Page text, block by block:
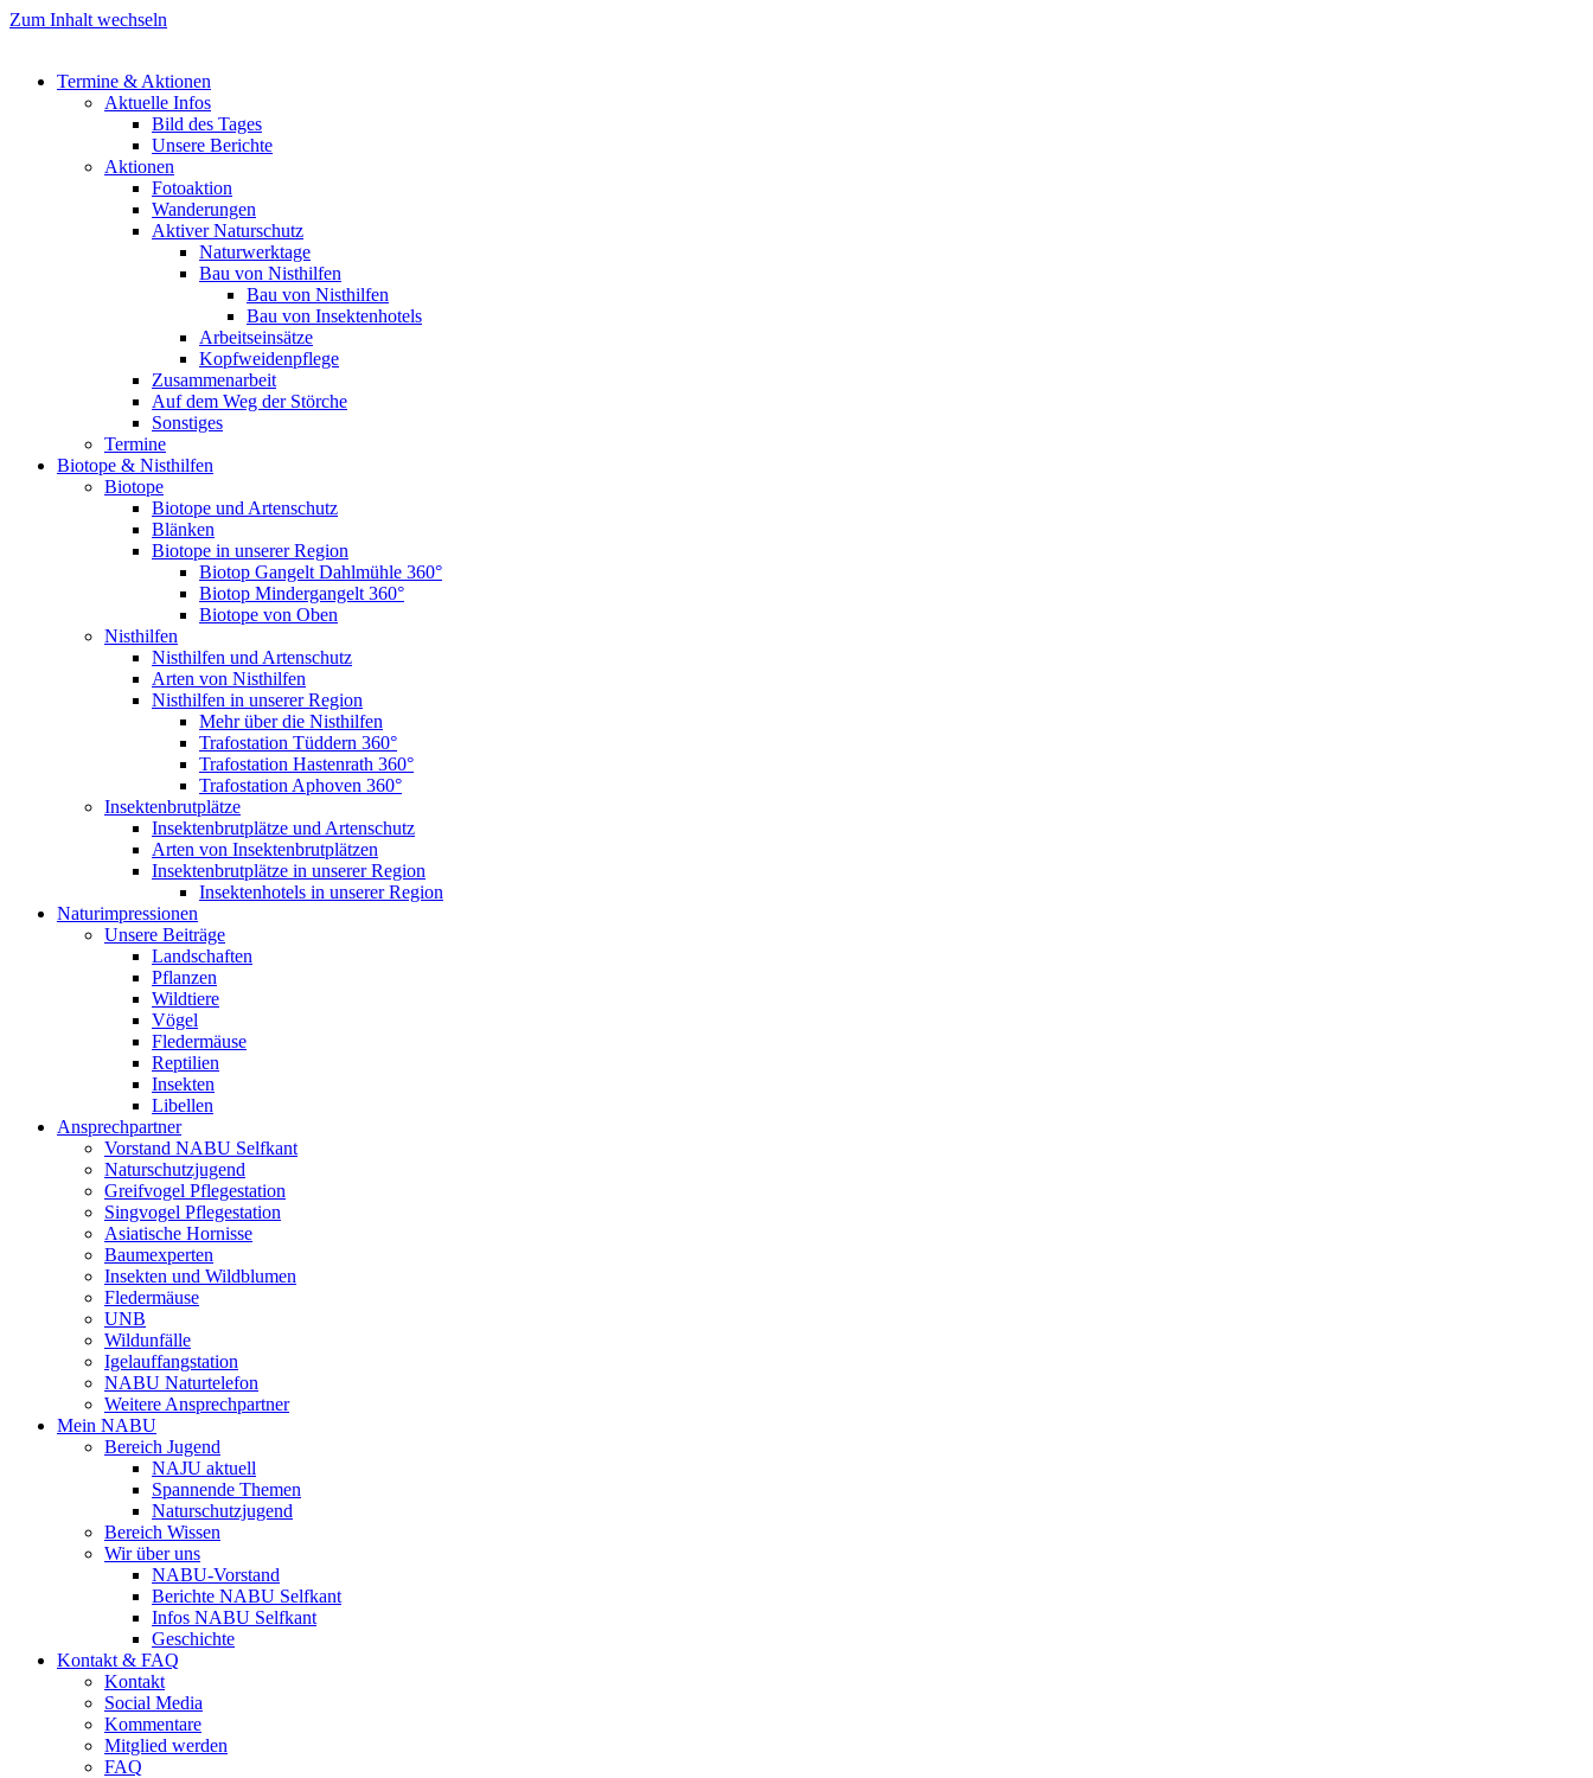
Zum Inhalt wechseln
Termine & Aktionen
Aktuelle Infos
Bild des Tages
Unsere Berichte
Aktionen
Fotoaktion
Wanderungen
Aktiver Naturschutz
Naturwerktage
Bau von Nisthilfen
Bau von Nisthilfen
Bau von Insektenhotels
Arbeitseinsätze
Kopfweidenpflege
Zusammenarbeit
Auf dem Weg der Störche
Sonstiges
Termine
Biotope & Nisthilfen
Biotope
Biotope und Artenschutz
Blänken
Biotope in unserer Region
Biotop Gangelt Dahlmühle 360°
Biotop Mindergangelt 360°
Biotope von Oben
Nisthilfen
Nisthilfen und Artenschutz
Arten von Nisthilfen
Nisthilfen in unserer Region
Mehr über die Nisthilfen
Trafostation Tüddern 360°
Trafostation Hastenrath 360°
Trafostation Aphoven 360°
Insektenbrutplätze
Insektenbrutplätze und Artenschutz
Arten von Insektenbrutplätzen
Insektenbrutplätze in unserer Region
Insektenhotels in unserer Region
Naturimpressionen
Unsere Beiträge
Landschaften
Pflanzen
Wildtiere
Vögel
Fledermäuse
Reptilien
Insekten
Libellen
Ansprechpartner
Vorstand NABU Selfkant
Naturschutzjugend
Greifvogel Pflegestation
Singvogel Pflegestation
Asiatische Hornisse
Baumexperten
Insekten und Wildblumen
Fledermäuse
UNB
Wildunfälle
Igelauffangstation
NABU Naturtelefon
Weitere Ansprechpartner
Mein NABU
Bereich Jugend
NAJU aktuell
Spannende Themen
Naturschutzjugend
Bereich Wissen
Wir über uns
NABU-Vorstand
Berichte NABU Selfkant
Infos NABU Selfkant
Geschichte
Kontakt & FAQ
Kontakt
Social Media
Kommentare
Mitglied werden
FAQ